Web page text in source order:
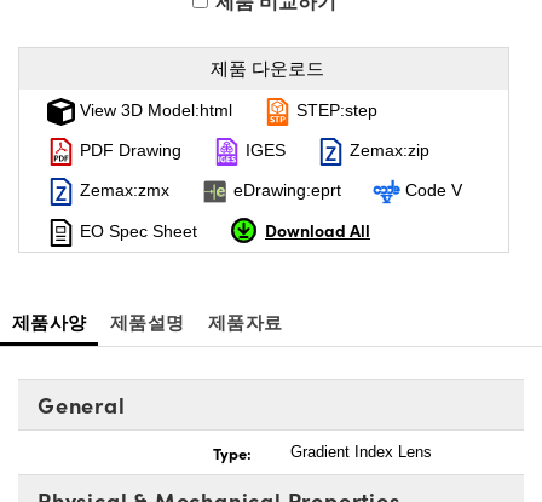
제품 다운로드
View 3D Model:html STEP:step
PDF Drawing IGES Zemax:zip
Zemax:zmx eDrawing:eprt Code V
EO Spec Sheet Download All
제품사양 제품설명 제품자료
General
Type: Gradient Index Lens